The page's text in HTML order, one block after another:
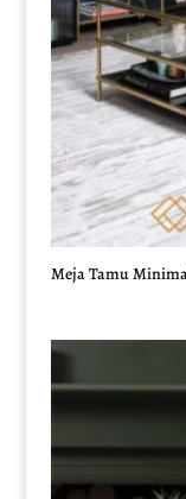
Meja Tamu